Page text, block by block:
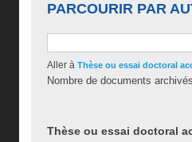
PARCOURIR PAR
Aller à Thèse ou essai doctoral
Nombre de documents
Thèse ou essai doctoral